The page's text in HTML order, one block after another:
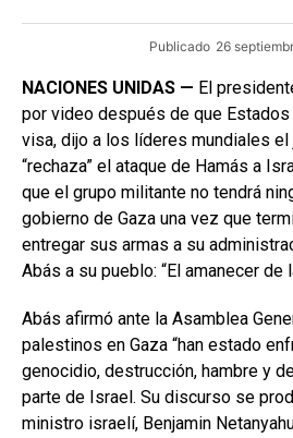
Publicado 26
NACIONES UNIDAS — El
por video después de que
visa, dijo a los líderes mundiales
“rechaza” el ataque de Hamás a
que el grupo militante no tendrá
gobierno de Gaza una vez que
entregar sus armas a su
Abás a su pueblo: “El amanecer de
Abás afirmó ante la Asamblea
palestinos en Gaza “han estado
genocidio, destrucción, hambre y
parte de Israel. Su discurso se
ministro israelí, Benjamin